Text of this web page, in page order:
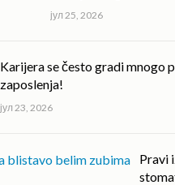
јул 25, 2026
Karijera se često gradi mnogo
zaposlenja!
јул 23, 2026
Pravi